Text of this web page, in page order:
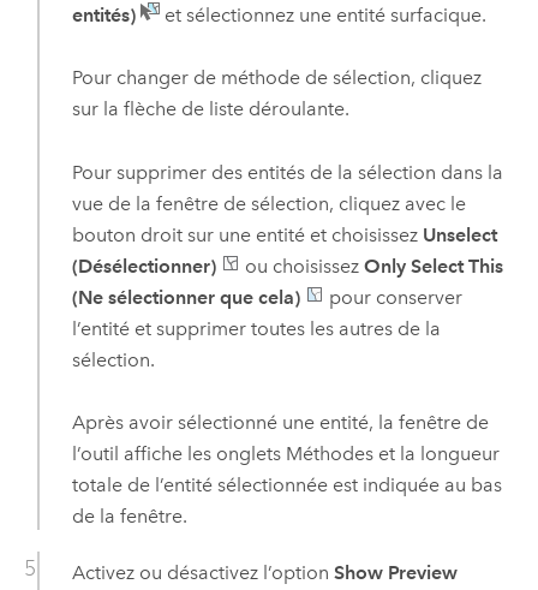
entités)
et sélectionnez une entité surfacique.
Pour changer de méthode de sélection, cliquez
sur la flèche de liste déroulante.
Pour supprimer des entités de la sélection dans la
vue de la fenêtre de sélection, cliquez avec le
bouton droit sur une entité et choisissez Unselect
(Désélectionner)
ou choisissez Only Select This
(Ne sélectionner que cela)
pour conserver
l’entité et supprimer toutes les autres de la
sélection.
Après avoir sélectionné une entité, la fenêtre de
l’outil affiche les onglets Méthodes et la longueur
totale de l’entité sélectionnée est indiquée au bas
de la fenêtre.
Activez ou désactivez l’option Show Preview